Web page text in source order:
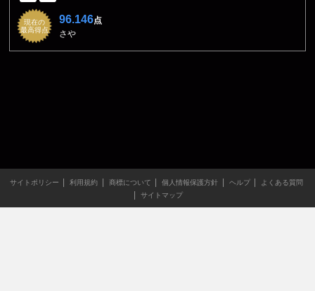
現在の
最高得点
96.146点
さや
サイトポリシー 利用規約 商標について 個人情報保護方針 ヘルプ
よくある質問
サイトマップ